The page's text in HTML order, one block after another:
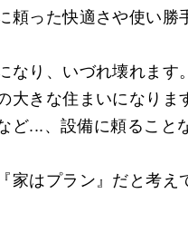
頼った快適さや使い勝
なり、いづれ壊れます
きな住まいになりま
ど...、設備に頼ること
はプラン』だと考え